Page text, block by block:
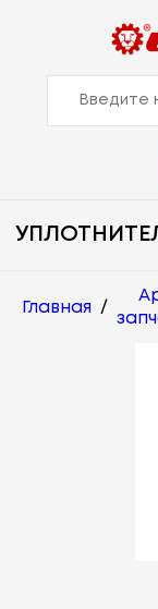
Главная /